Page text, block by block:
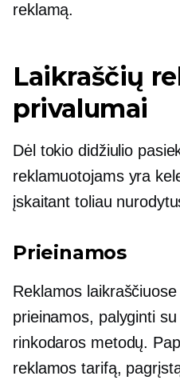
reklamą.
Laikraščių
privalumai
Dėl tokio didžiulio
reklamuotojams yra
įskaitant toliau
Prieinamos
Reklamos
prieinamos, palyginti
rinkodaros metodų.
reklamos tarifą,